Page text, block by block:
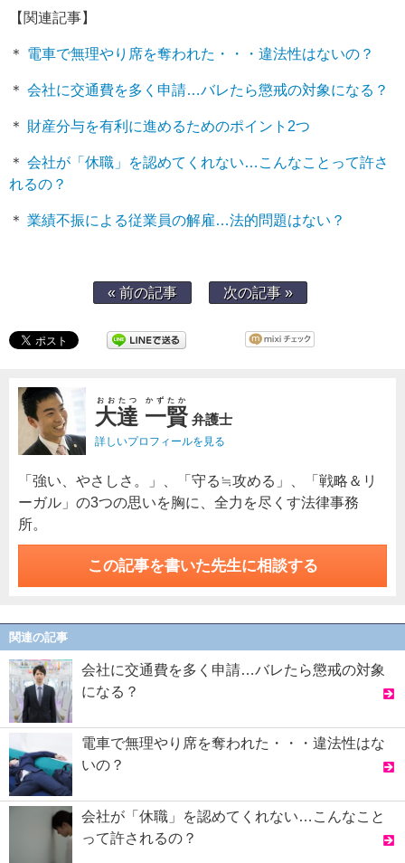
【関連記事】
＊ 電車で無理やり席を奪われた・・・違法性はないの？
＊ 会社に交通費を多く申請…バレたら懲戒の対象になる？
＊ 財産分与を有利に進めるためのポイント2つ
＊ 会社が「休職」を認めてくれない…こんなことって許さ
れるの？
＊ 業績不振による従業員の解雇…法的問題はない？
« 前の記事 次の記事 »
大達 一賢
おおたつ かずたか
弁護士
詳しいプロフィールを見る
「強い、やさしさ。」、「守る≒攻める」、「戦略＆リ
ーガル」の3つの思いを胸に、全力を尽くす法律事務
所。
この記事を書いた先生に相談する
関連の記事
会社に交通費を多く申請…バレたら懲戒の対象
になる？
電車で無理やり席を奪われた・・・違法性はな
いの？
会社が「休職」を認めてくれない…こんなこと
って許されるの？